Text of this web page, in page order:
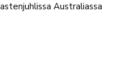
Australiassa